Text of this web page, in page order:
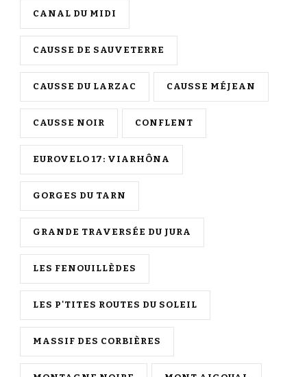
CANAL DU MIDI
CAUSSE DE SAUVETERRE
CAUSSE DU LARZAC CAUSSE MÉJEAN
CAUSSE NOIR CONFLENT
EUROVELO 17: VIARHÔNA
GORGES DU TARN
GRANDE TRAVERSÉE DU JURA
LES FENOUILLÈDES
LES P'TITES ROUTES DU SOLEIL
MASSIF DES CORBIÈRES